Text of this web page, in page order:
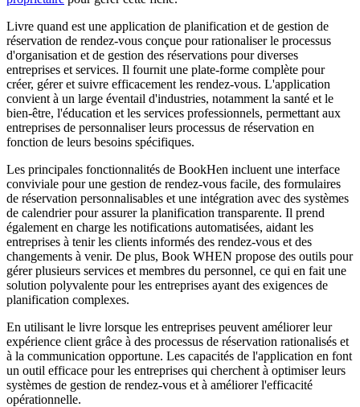
Livre quand est une application de planification et de gestion de
réservation de rendez-vous conçue pour rationaliser le processus
d'organisation et de gestion des réservations pour diverses
entreprises et services. Il fournit une plate-forme complète pour
créer, gérer et suivre efficacement les rendez-vous. L'application
convient à un large éventail d'industries, notamment la santé et le
bien-être, l'éducation et les services professionnels, permettant aux
entreprises de personnaliser leurs processus de réservation en
fonction de leurs besoins spécifiques.
Les principales fonctionnalités de BookHen incluent une interface
conviviale pour une gestion de rendez-vous facile, des formulaires
de réservation personnalisables et une intégration avec des systèmes
de calendrier pour assurer la planification transparente. Il prend
également en charge les notifications automatisées, aidant les
entreprises à tenir les clients informés des rendez-vous et des
changements à venir. De plus, Book WHEN propose des outils pour
gérer plusieurs services et membres du personnel, ce qui en fait une
solution polyvalente pour les entreprises ayant des exigences de
planification complexes.
En utilisant le livre lorsque les entreprises peuvent améliorer leur
expérience client grâce à des processus de réservation rationalisés et
à la communication opportune. Les capacités de l'application en font
un outil efficace pour les entreprises qui cherchent à optimiser leurs
systèmes de gestion de rendez-vous et à améliorer l'efficacité
opérationnelle.